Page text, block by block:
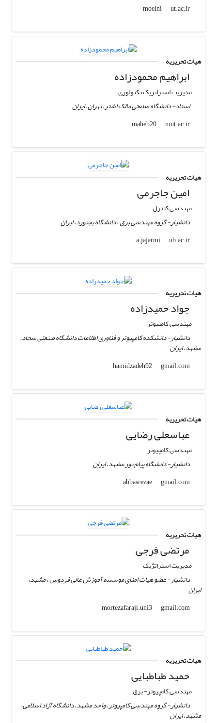
moeini
ut.ac.ir
هیات تحریریه
ابراهیم محمودزاده
مدیریت استراتژیک تکنولوژی
استاد- دانشگاه صنعتی مالک اشتر، تهران، ایران
maheb20
mut.ac.ir
هیات تحریریه
امین جاجرمی
مهندسی کنترل
دانشیار- گروه مهندسی برق ، دانشگاه بجنورد، ایران
a.jajarmi
ub.ac.ir
هیات تحریریه
جواد حمیدزاده
مهندسی کامپیوتر
دانشیار- دانشکده کامپیوتر و فناوری اطلاعات دانشگاه صنعتی سجاد،
مشهد، ایران
hamidzadeh92
gmail.com
هیات تحریریه
عباسعلی رضایی
مهندسی کامپیوتر
دانشیار- دانشگاه پیام نور مشهد، ایران
abbasrezae
gmail.com
هیات تحریریه
مرتضی فرجی
مدیریت استراتژیک
دانشیار- عضو هیات امنای موسسه آموزش عالی فردوس ، مشهد،
ایران
mortezafaraji.uni3
gmail.com
هیات تحریریه
حمید طباطبایی
مهندسی کامپیوتر- برق
دانشیار- گروه مهندسی کامپیوتر، واحد مشهد، دانشگاه آزاد اسلامی،
مشهد، ایران